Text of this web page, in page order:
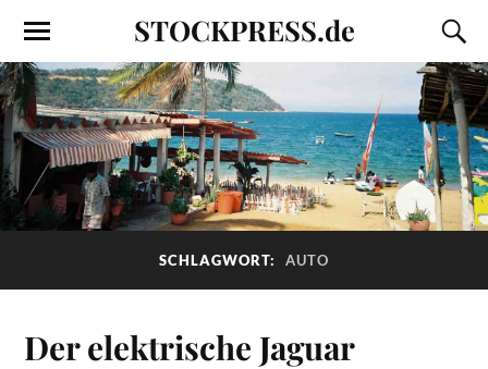
STOCKPRESS.de
SCHLAGWORT: AUTO
Der elektrische Jaguar